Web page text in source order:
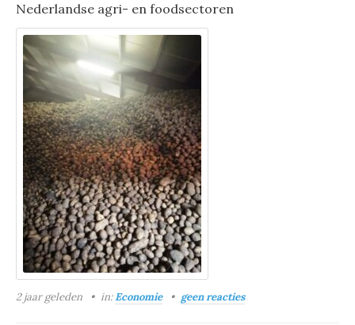
Nederlandse agri- en foodsectoren
2 jaar geleden in:Economie geen reacties